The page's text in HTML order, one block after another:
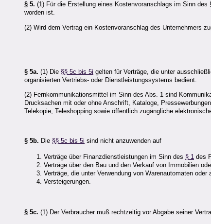
§ 5. (1) Für die Erstellung eines Kostenvoranschlags im Sinn
worden ist.
(2) Wird dem Vertrag ein Kostenvoranschlag des Unternehmers
§ 5a. (1) Die §§ 5c bis 5i gelten für Verträge, die unter
organisierten Vertriebs- oder Dienstleistungssystems bedient.
(2) Fernkommunikationsmittel im Sinn des Abs. 1 sind
Drucksachen mit oder ohne Anschrift, Kataloge,
Telekopie, Teleshopping sowie öffentlich zugängliche
§ 5b. Die §§ 5c bis 5i sind nicht anzuwenden auf
Verträge über Finanzdienstleistungen im Sinn des § 1 des
Verträge über den Bau und den Verkauf von Immobilien
Verträge, die unter Verwendung von Warenautomaten
Versteigerungen.
§ 5c. (1) Der Verbraucher muß rechtzeitig vor Abgabe seiner